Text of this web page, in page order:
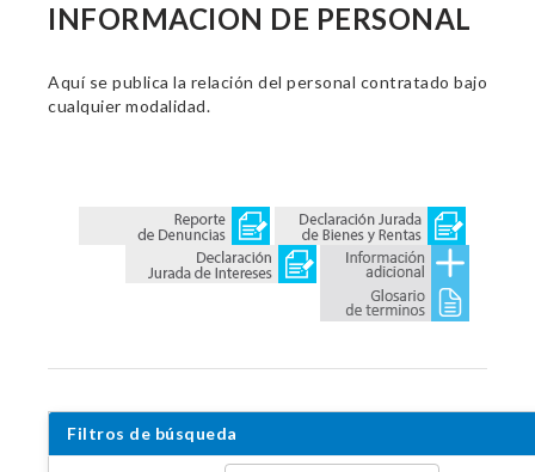
INFORMACION DE PERSONAL
Aquí se publica la relación del personal contratado bajo
cualquier modalidad.
Filtros de búsqueda